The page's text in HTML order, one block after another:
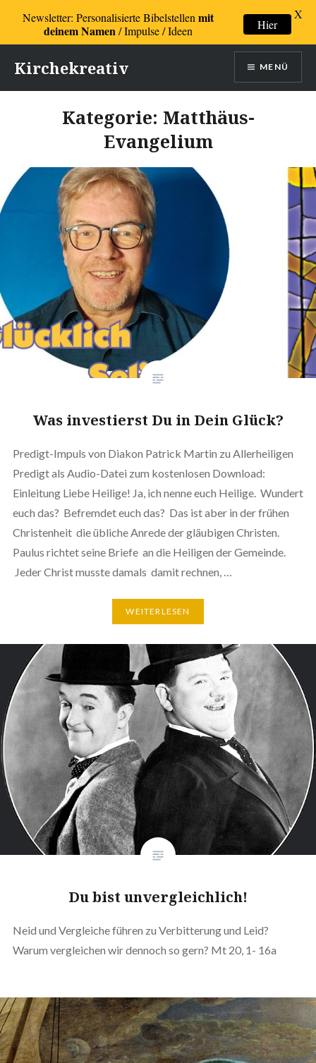
zum
Inhalt
Kirchekreativ MENÜ
Kategorie: Matthäus-
Evangelium
Was investierst Du in Dein Glück?
Predigt-Impuls von Diakon Patrick Martin zu Allerheiligen
Predigt als Audio-Datei zum kostenlosen Download:
Einleitung Liebe Heilige! Ja, ich nenne euch Heilige. Wundert
euch das? Befremdet euch das? Das ist aber in der frühen
Christenheit die übliche Anrede der gläubigen Christen.
Paulus richtet seine Briefe an die Heiligen der Gemeinde.
Jeder Christ musste damals damit rechnen, …
WEITERLESEN
Du bist unvergleichlich!
Neid und Vergleiche führen zu Verbitterung und Leid?
Warum vergleichen wir dennoch so gern? Mt 20, 1- 16a
Newsletter: Personalisierte Bibelstellen mit
deinem Namen/ Impulse / Ideen Hier
X